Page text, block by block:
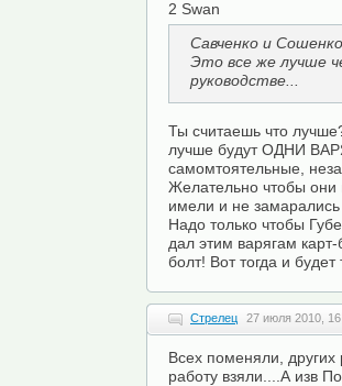
2 Swan
Савченко и
Это все же лучше
руководстве...
Ты считаешь что
лучше будут ОДНИ
самомтоятельные,
Желательно чтобы
имели и не
Надо только чтобы
дал этим варягам
болт! Вот тогда и будет
Стрелец 27 июля 2010,
Всех поменяли, других
работу взяли....А изв